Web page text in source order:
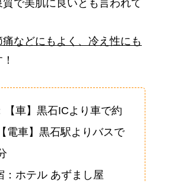
質で美肌に良いとも言われて
などにもよく、冷え性にも
【車】黒石ICより車で約
電車】黒石駅よりバスで
：ホテル あずまし屋